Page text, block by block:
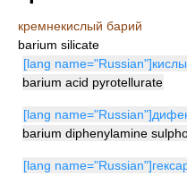
кремнекислый барий
barium silicate
[lang
barium acid pyrotellurate
[lang
barium diphenylamine
[lang